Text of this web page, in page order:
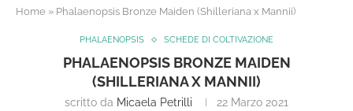
Home » Phalaenopsis Bronze Maiden (Shilleriana x Mannii)
PHALAENOPSIS SCHEDE DI COLTIVAZIONE
PHALAENOPSIS BRONZE MAIDEN
(SHILLERIANA X MANNII)
scritto da Micaela Petrilli 22 Marzo 2021